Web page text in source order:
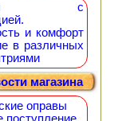
с
и комфорт
в различных
магазина
оправы